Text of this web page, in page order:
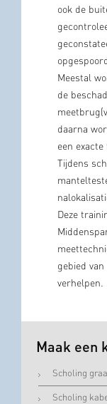
ook de
Meestal
de
daarna
een
Tijdens
Deze
gebied
verhelpen.
Maak een
Scholing
Scholing